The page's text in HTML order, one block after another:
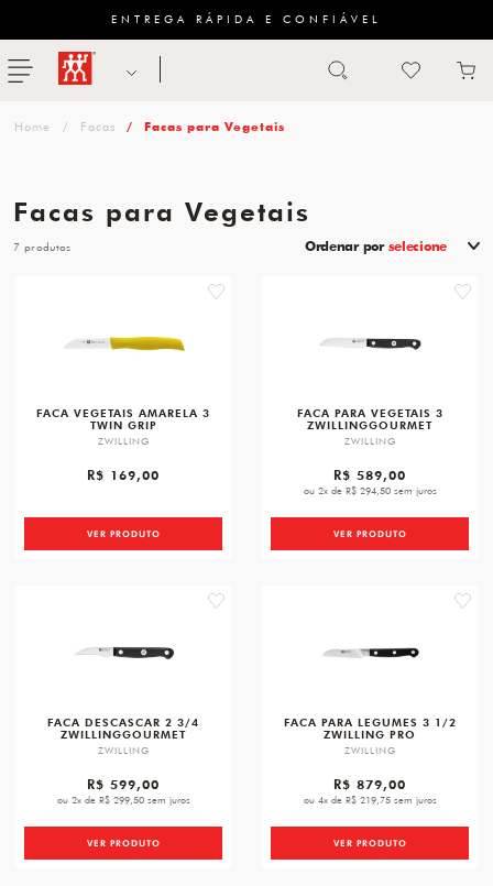
ENTREGA RÁPIDA E CONFIÁVEL
menu ZWILLING
TALHERES
Facas Facas para Vegetais
Facas para Vegetais
Ordenar por selecione
7
favorite
FACA VEGETAIS AMARELA 3
TWIN GRIP
ZWILLING
R$ 169,00
VER PRODUTO
FACA PARA VEGETAIS 3
ZWILLINGGOURMET
ZWILLING
R$ 589,00
ou 2x de R$ 294,50 sem juros
VER PRODUTO
favorite
FACA DESCASCAR 2 3/4
ZWILLINGGOURMET
ZWILLING
R$ 599,00
ou 2x de R$ 299,50 sem juros
VER PRODUTO
FACA PARA LEGUMES 3 1/2
ZWILLING PRO
ZWILLING
R$ 879,00
ou 4x de R$ 219,75 sem juros
VER PRODUTO